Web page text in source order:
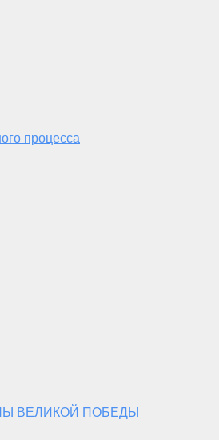
процесса
ВЕЛИКОЙ ПОБЕДЫ